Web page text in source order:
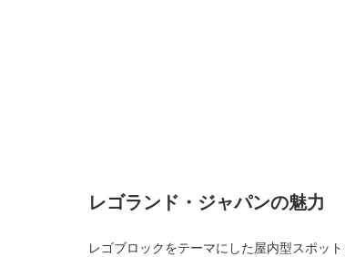
レゴランド・ジャパンの魅力
レゴブロックをテーマにした屋内型スポッ